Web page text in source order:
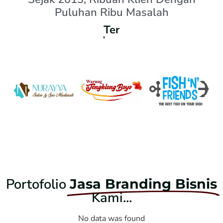
Puluhan Ribu Masalah
Puas.
Portofolio Jasa Branding Bisnis
Kami...
No data was found